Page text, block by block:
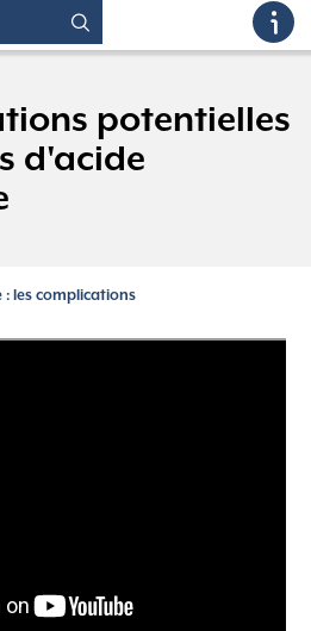
potentielles
d'acide
les complications